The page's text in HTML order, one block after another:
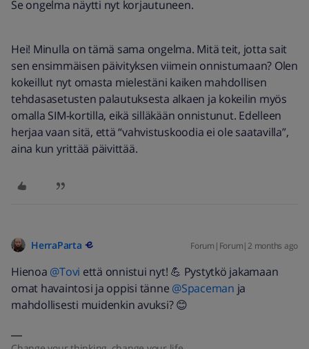
Se ongelma näytti nyt korjautuneen.
Hei! Minulla on tämä sama ongelma. Mitä teit, jotta sait
sen ensimmäisen päivityksen viimein onnistumaan? Olen
kokeillut nyt omasta mielestäni kaiken mahdollisen
tehdasasetusten palautuksesta alkaen ja kokeilin myös
omalla SIM-kortilla, eikä silläkään onnistunut. Edelleen
herjaa vaan sitä, että “vahvistuskoodia ei ole saatavilla”,
aina kun yrittää päivittää.
HerraParta Forum|Forum|2 months ago
Hienoa ​ @Tovi että onnistui nyt! 💪 Pystytkö jakamaan
omat havaintosi ja oppisi tänne ​ @Spaceman ja
mahdollisesti muidenkin avuksi? 😊